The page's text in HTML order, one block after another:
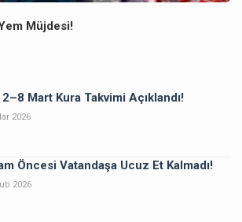
Müjdesi!
2–8 Mart Kura Takvimi Açıklandı!
2026
Öncesi Vatandaşa Ucuz Et Kalmadı!
2026